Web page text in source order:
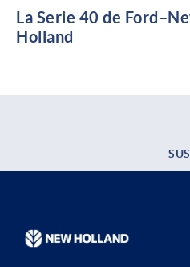
La Serie 40 de
Holland